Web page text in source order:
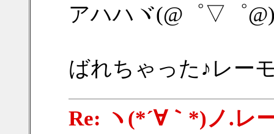
アハハヾ(@゜▽゜
ばれちゃった♪レー
Re: ヽ(*´∀｀*)ノ.レ